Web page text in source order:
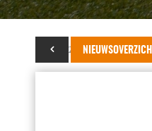
NIEUWSOVERZICHT
25 mei 2015